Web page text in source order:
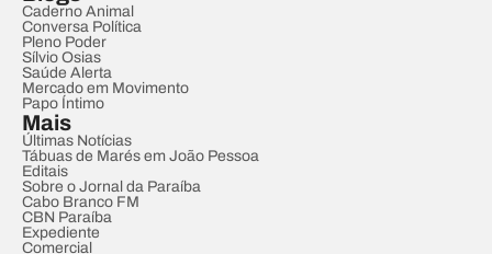
Caderno Animal
Conversa Política
Pleno Poder
Sílvio Osias
Saúde Alerta
Mercado em Movimento
Papo Íntimo
Mais
Últimas Notícias
Tábuas de Marés em João Pessoa
Editais
Sobre o Jornal da Paraíba
Cabo Branco FM
CBN Paraíba
Expediente
Comercial